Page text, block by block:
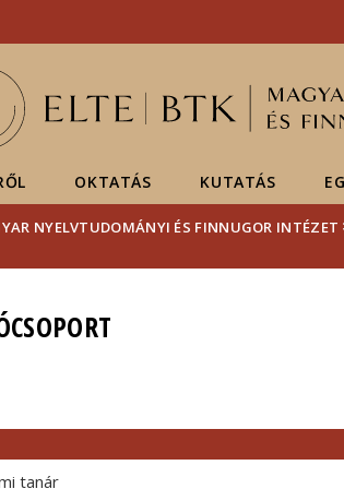
OKTATÁS KUTATÁS
NYELVTUDOMÁNYI ÉS FINNUGOR INTÉZET
tanár